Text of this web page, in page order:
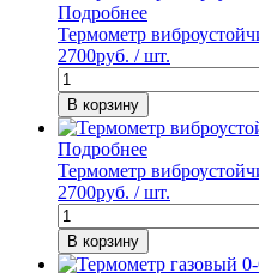
Подробнее
Термометр
2700руб. / шт.
В корзину
Подробнее
Термометр
2700руб. / шт.
В корзину